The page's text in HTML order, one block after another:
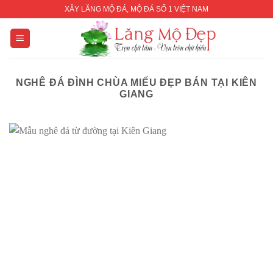
content
XÂY LĂNG MỘ ĐÁ, MỘ ĐÁ SỐ 1 VIỆT NAM
NGHÊ ĐÁ ĐÌNH CHÙA MIẾU ĐẸP BÁN TẠI KIÊN
GIANG